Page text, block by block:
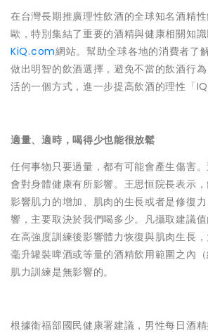
在台灣長期推廣理性飲酒的全球知名酒精
歐，特別集結了重要的酒精與健康相關知
KiQ.com網站。幫助全球各地的消費者了
做出明智的飲酒選擇，避免不當的飲酒行
活的一個方式，進一步提高飲酒的理性「IQ
適量、適時，喝得少也能很放鬆
任何事物只要過量，都有可能會產生傷害
會對身體健康有所影響。王思恒院長表示
影響肌力的增加、肌肉的生長或者是修復
響，主要取決於我們喝多少。凡攝取建議
在高強度訓練後影響體力恢復與肌肉生長
毫升罐裝啤酒或等量的酒精飲用範圍之內
肌力訓練是無影響的。
根據衛福部國民健康署建議，男性每日酒